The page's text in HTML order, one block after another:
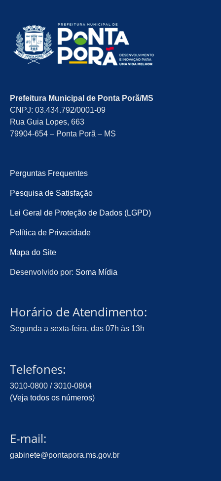
Prefeitura Municipal de Ponta Porã/MS
CNPJ: 03.434.792/0001-09
Rua Guia Lopes, 663
79904-654 – Ponta Porã – MS
Perguntas Frequentes
Pesquisa de Satisfação
Lei Geral de Proteção de Dados (LGPD)
Política de Privacidade
Mapa do Site
Desenvolvido por: Soma Mídia
Horário de Atendimento:
Segunda a sexta-feira, das 07h às 13h
Telefones:
3010-0800 / 3010-0804
(Veja todos os números)
E-mail:
gabinete@pontapora.ms.gov.br